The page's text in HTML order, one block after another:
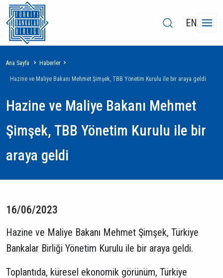
EN
Sayfa
yolu
Ana Sayfa Haberler
Hazine ve Maliye Bakanı Mehmet Şimşek, TBB Yönetim Kurulu ile bir araya geldi
Hazine ve Maliye Bakanı Mehmet
Şimşek, TBB Yönetim Kurulu ile bir
araya geldi
16/06/2023
Hazine ve Maliye Bakanı Mehmet Şimşek, Türkiye
Bankalar Birliği Yönetim Kurulu ile bir araya geldi.
Toplantıda, küresel ekonomik görünüm, Türkiye